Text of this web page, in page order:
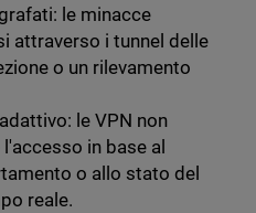
le minacce
attraverso i tunnel delle
o un rilevamento
le VPN non
in base al
o allo stato del
reale.